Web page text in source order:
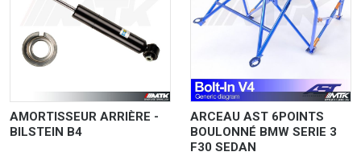
AMORTISSEUR ARRIÈRE -
BILSTEIN B4
ARCEAU AST 6POINTS
BOULONNÉ BMW SERIE 3
F30 SEDAN